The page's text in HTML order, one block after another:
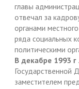
главы
отвечал за
органами
ряда социальных
политическими
В декабре 1993 г
Государственной
заместителем